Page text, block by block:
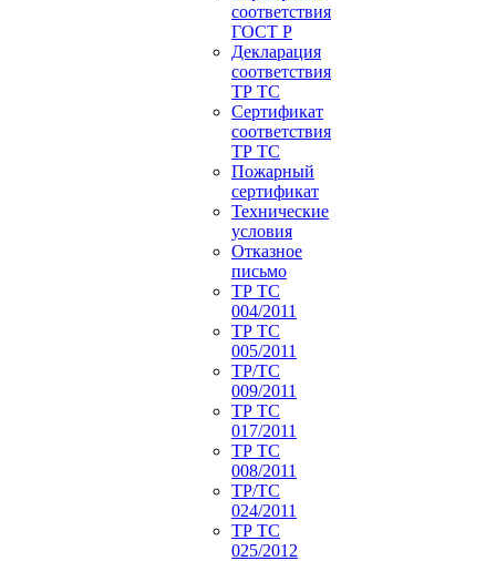
соответствия
ГОСТ Р
Декларация
соответствия
ТР ТС
Сертификат
соответствия
ТР ТС
Пожарный
сертификат
Технические
условия
Отказное
письмо
ТР ТС
004/2011
ТР ТС
005/2011
ТР/ТС
009/2011
ТР ТС
017/2011
ТР ТС
008/2011
ТР/ТС
024/2011
ТР ТС
025/2012